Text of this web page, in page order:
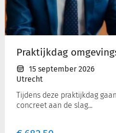
Praktijkdag
15 september 2026
Utrecht
Tijdens deze praktijkdag
concreet aan de slag...